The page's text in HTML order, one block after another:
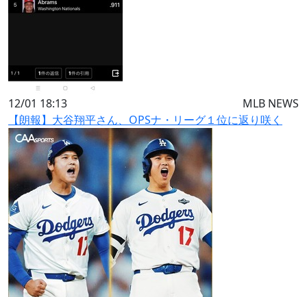
12/01 18:13
MLB NEWS
【朗報】大谷翔平さん、OPSナ・リーグ１位に返り咲く